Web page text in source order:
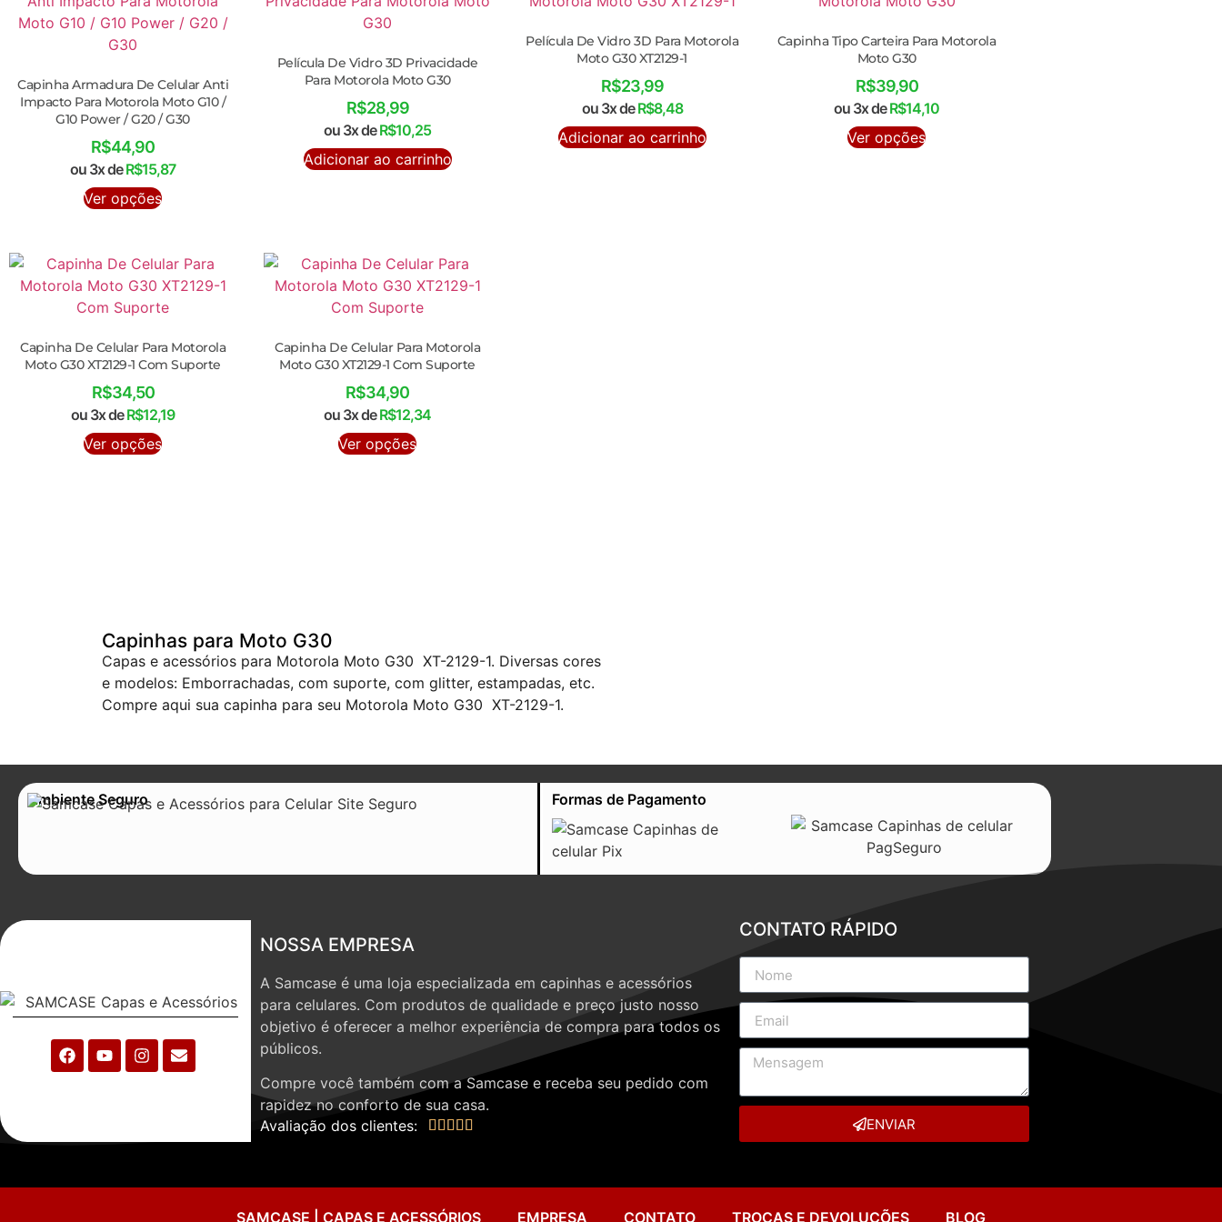
Capinha Armadura De Celular Anti
Impacto Para Motorola Moto G10 /
G10 Power / G20 / G30
R$44,90
ou 3x deR$15,87
Ver opções
Película De Vidro 3D Privacidade
Para Motorola Moto G30
R$28,99
ou 3x deR$10,25
Adicionar ao carrinho
Película De Vidro 3D Para Motorola
Moto G30 XT2129-1
R$23,99
ou 3x deR$8,48
Adicionar ao carrinho
Capinha Tipo Carteira Para Motorola
Moto G30
R$39,90
ou 3x deR$14,10
Ver opções
Capinha De Celular Para Motorola
Moto G30 XT2129-1 Com Suporte
R$34,50
ou 3x deR$12,19
Ver opções
Capinha De Celular Para Motorola
Moto G30 XT2129-1 Com Suporte
R$34,90
ou 3x deR$12,34
Ver opções
Capinhas para Moto G30
Capas e acessórios para Motorola Moto G30 XT-2129-1. Diversas cores
e modelos: Emborrachadas, com suporte, com glitter, estampadas, etc.
Compre aqui sua capinha para seu Motorola Moto G30 XT-2129-1.
Ambiente Seguro Formas de Pagamento
NOSSA EMPRESA
A Samcase é uma loja especializada em capinhas e acessórios
para celulares. Com produtos de qualidade e preço justo nosso
objetivo é oferecer a melhor experiência de compra para todos os
públicos.
Compre você também com a Samcase e receba seu pedido com
rapidez no conforto de sua casa.
Avaliação dos clientes:
    
CONTATO RÁPIDO
ENVIAR
SAMCASE | CAPAS E ACESSÓRIOS EMPRESA CONTATO TROCAS E DEVOLUÇÕES BLOG